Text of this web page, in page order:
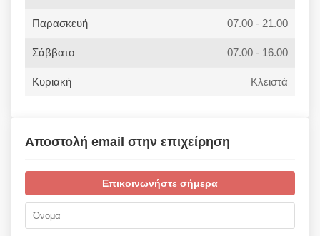
Παρασκευή 07.00 - 21.00
Σάββατο 07.00 - 16.00
Κυριακή Κλειστά
Αποστολή email στην επιχείρηση
Επικοινωνήστε σήμερα